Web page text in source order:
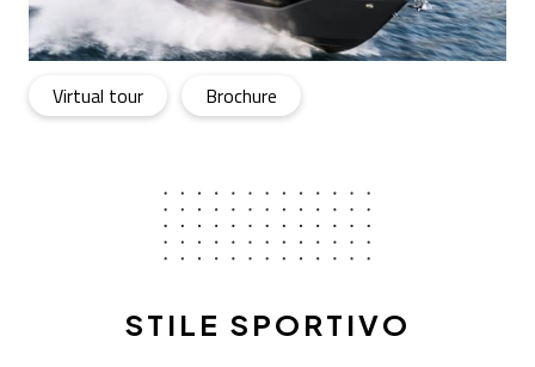
Z35
Virtual tour- Open in a new tab
Z35
Brochure
STILE SPORTIVO